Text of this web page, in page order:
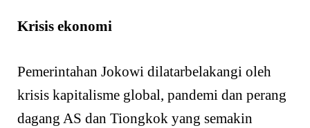
Krisis ekonomi
Pemerintahan Jokowi dilatarbelakangi oleh
krisis kapitalisme global, pandemi dan perang
dagang AS dan Tiongkok yang semakin